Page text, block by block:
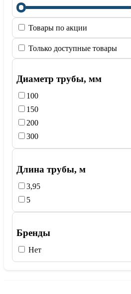
Товары по акции
Только доступные товары
Диаметр трубы, мм
100
150
200
300
Длина трубы, м
3,95
5
Бренды
Нет